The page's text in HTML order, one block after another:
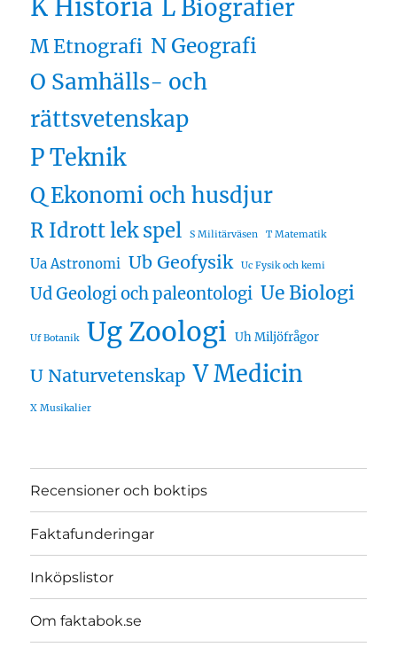
K Historia L Biografier
M Etnografi N Geografi
O Samhälls- och
rättsvetenskap
P Teknik
Q Ekonomi och husdjur
R Idrott lek spel S Militärväsen T Matematik
Ua Astronomi Ub Geofysik Uc Fysik och kemi
Ud Geologi och paleontologi Ue Biologi
Uf Botanik Ug Zoologi Uh Miljöfrågor
U Naturvetenskap V Medicin
X Musikalier
Recensioner och boktips
Faktafunderingar
Inköpslistor
Om faktabok.se